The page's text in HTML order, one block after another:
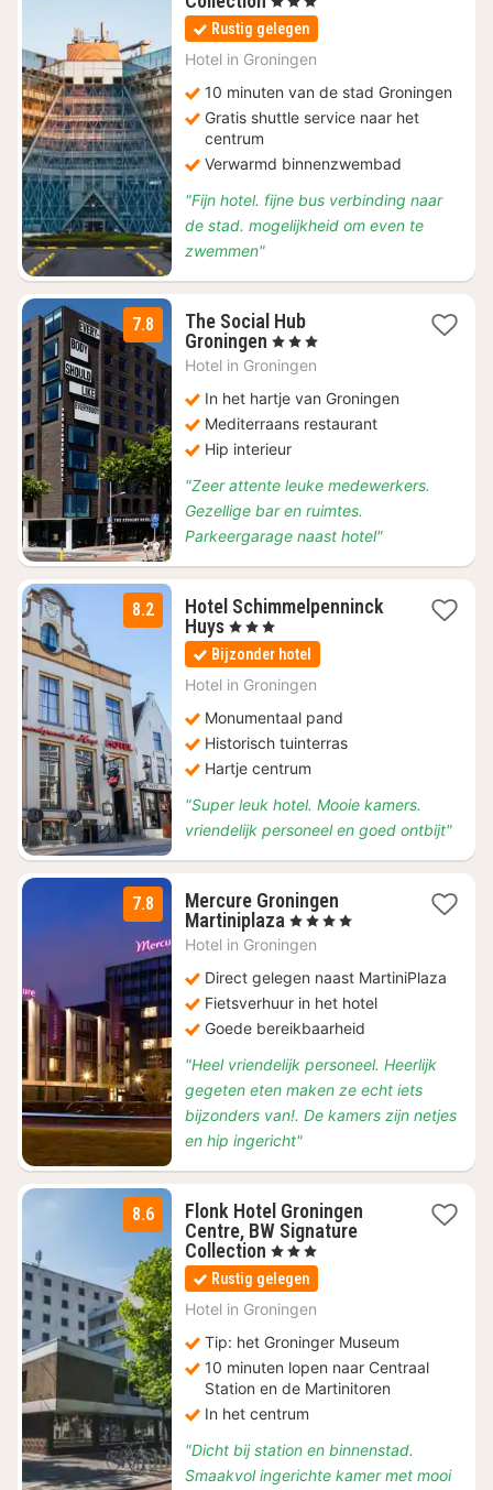
nacht
vanaf
€
Rustig gelegen
Hotel in Groningen
10 minuten van de stad Groningen
Gratis shuttle service naar het
centrum
Verwarmd binnenzwembad
"Fijn hotel. fijne bus verbinding naar
de stad. mogelijkheid om even te
zwemmen"
7.8
The Social Hub
Groningen 1
nacht
vanaf
€
94,50
, 3 Sterren
Hotel in Groningen
In het hartje van Groningen
Mediterraans restaurant
Hip interieur
"Zeer attente leuke medewerkers.
Gezellige bar en ruimtes.
Parkeergarage naast hotel"
8.2
Hotel Schimmelpenninck
Huys1
nacht
vanaf
€
, 3 Sterren
Bijzonder hotel
Hotel in Groningen
Monumentaal pand
Historisch tuinterras
Hartje centrum
"Super leuk hotel. Mooie kamers.
vriendelijk personeel en goed ontbijt"
7.8
Mercure Groningen
Martiniplaza 2
nachten
vanaf
€
125,05
, 4 Sterren
Hotel in Groningen
Direct gelegen naast MartiniPlaza
Fietsverhuur in het hotel
Goede bereikbaarheid
"Heel vriendelijk personeel. Heerlijk
gegeten eten maken ze echt iets
bijzonders van!. De kamers zijn netjes
en hip ingericht"
8.6
Flonk Hotel Groningen
Centre, BW Signature
Collection 1
nacht
vanaf
€
, 3 Sterren
Rustig gelegen
Hotel in Groningen
Tip: het Groninger Museum
10 minuten lopen naar Centraal
Station en de Martinitoren
In het centrum
"Dicht bij station en binnenstad.
Smaakvol ingerichte kamer met mooi